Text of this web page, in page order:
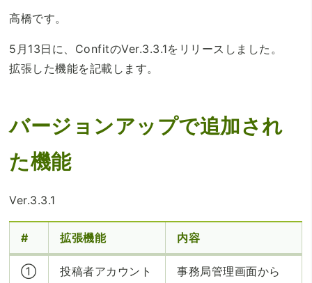
高橋です。
5月13日に、ConfitのVer.3.3.1をリリースしました。
拡張した機能を記載します。
バージョンアップで追加され
た機能
Ver.3.3.1
# 拡張機能 内容
①
投稿者アカウント
事務局管理画面から